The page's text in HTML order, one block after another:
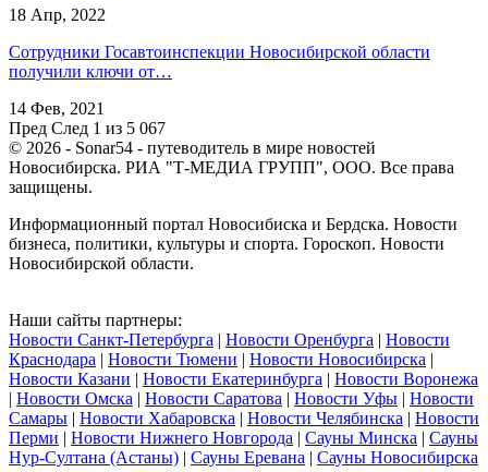
18 Апр, 2022
Сотрудники Госавтоинспекции Новосибирской области
получили ключи от…
14 Фев, 2021
Пред След 1 из 5 067
© 2026 - Sonar54 - путеводитель в мире новостей
Новосибирска. РИА "Т-МЕДИА ГРУПП", ООО. Все права
защищены.
Информационный портал Новосибиска и Бердска. Новости
бизнеса, политики, культуры и спорта. Гороскоп. Новости
Новосибирской области.
Наши сайты партнеры:
Новости Санкт-Петербурга | Новости Оренбурга | Новости
Краснодара | Новости Тюмени | Новости Новосибирска |
Новости Казани | Новости Екатеринбурга | Новости Воронежа
| Новости Омска | Новости Саратова | Новости Уфы | Новости
Самары | Новости Хабаровска | Новости Челябинска | Новости
Перми | Новости Нижнего Новгорода | Сауны Минска | Сауны
Нур-Султана (Астаны) | Сауны Еревана | Сауны Новосибирска